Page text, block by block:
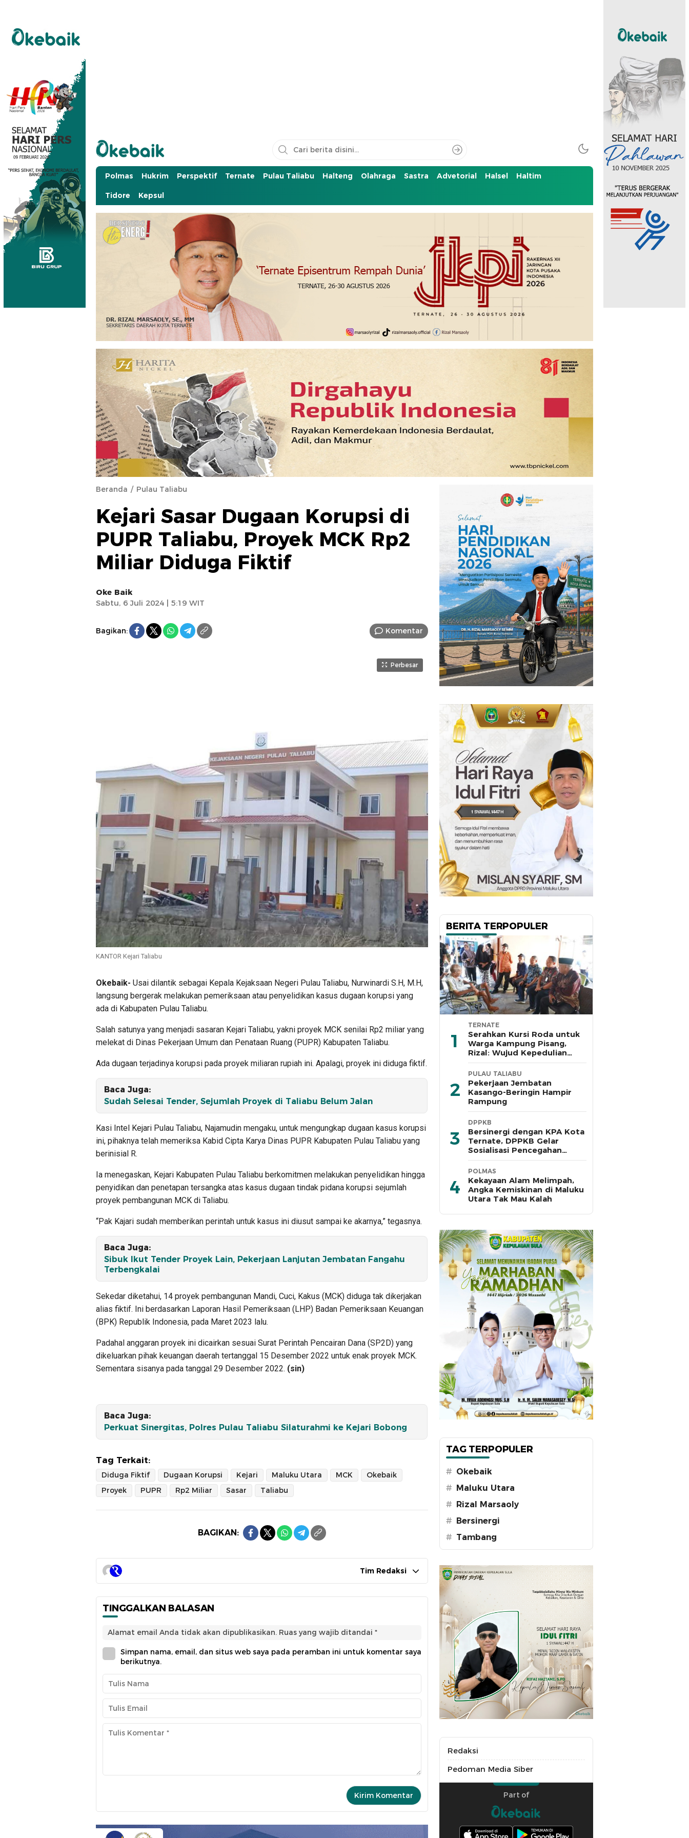
Okebaik.id
Baiknya Dibaca
Polmas Hukrim Perspektif Ternate Pulau Taliabu Halteng Olahraga Sastra Advetorial Halsel Haltim
Tidore Kepsul
Beranda Pulau Taliabu
Kejari Sasar Dugaan Korupsi di
PUPR Taliabu, Proyek MCK Rp2
Miliar Diduga Fiktif
Oke Baik
Sabtu, 6 Juli 2024 | 5:19 WIT
Bagikan: Komentar
Perbesar
KANTOR Kejari Taliabu
Okebaik- Usai dilantik sebagai Kepala Kejaksaan Negeri Pulau Taliabu, Nurwinardi S.H, M.H,
langsung bergerak melakukan pemeriksaan atau penyelidikan kasus dugaan korupsi yang
ada di Kabupaten Pulau Taliabu.
Salah satunya yang menjadi sasaran Kejari Taliabu, yakni proyek MCK senilai Rp2 miliar yang
melekat di Dinas Pekerjaan Umum dan Penataan Ruang (PUPR) Kabupaten Taliabu.
Ada dugaan terjadinya korupsi pada proyek miliaran rupiah ini. Apalagi, proyek ini diduga fiktif.
Baca Juga:
Sudah Selesai Tender, Sejumlah Proyek di Taliabu Belum Jalan
Kasi Intel Kejari Pulau Taliabu, Najamudin mengaku, untuk mengungkap dugaan kasus korupsi
ini, pihaknya telah memeriksa Kabid Cipta Karya Dinas PUPR Kabupaten Pulau Taliabu yang
berinisial R.
Ia menegaskan, Kejari Kabupaten Pulau Taliabu berkomitmen melakukan penyelidikan hingga
penyidikan dan penetapan tersangka atas kasus dugaan tindak pidana korupsi sejumlah
proyek pembangunan MCK di Taliabu.
“Pak Kajari sudah memberikan perintah untuk kasus ini diusut sampai ke akarnya,” tegasnya.
Baca Juga:
Sibuk Ikut Tender Proyek Lain, Pekerjaan Lanjutan Jembatan Fangahu
Terbengkalai
Sekedar diketahui, 14 proyek pembangunan Mandi, Cuci, Kakus (MCK) diduga tak dikerjakan
alias fiktif. Ini berdasarkan Laporan Hasil Pemeriksaan (LHP) Badan Pemeriksaan Keuangan
(BPK) Republik Indonesia, pada Maret 2023 lalu.
Padahal anggaran proyek ini dicairkan sesuai Surat Perintah Pencairan Dana (SP2D) yang
dikeluarkan pihak keuangan daerah tertanggal 15 Desember 2022 untuk enak proyek MCK.
Sementara sisanya pada tanggal 29 Desember 2022. (sin)
Baca Juga:
Perkuat Sinergitas, Polres Pulau Taliabu Silaturahmi ke Kejari Bobong
Tag Terkait:
Diduga Fiktif Dugaan Korupsi Kejari Maluku Utara MCK
Okebaik
Proyek
PUPR Rp2 Miliar Sasar Taliabu
BAGIKAN:
Tim Redaksi
TINGGALKAN BALASAN
Alamat email Anda tidak akan dipublikasikan. Ruas yang wajib ditandai *
Simpan nama, email, dan situs web saya pada peramban ini untuk komentar saya
berikutnya.
BERITA TERPOPULER
1
TERNATE
Serahkan Kursi Roda untuk
Warga Kampung Pisang,
Rizal: Wujud Kepedulian
Pemkot dan Baznas Ternate
2
PULAU TALIABU
Pekerjaan Jembatan
Kasango-Beringin Hampir
Rampung
3
DPPKB
Bersinergi dengan KPA Kota
Ternate, DPPKB Gelar
Sosialisasi Pencegahan
HIV/AIDS di SMA Pulau Hiri
4
POLMAS
Kekayaan Alam Melimpah,
Angka Kemiskinan di Maluku
Utara Tak Mau Kalah
TAG TERPOPULER
# Okebaik
# Maluku Utara
# Rizal Marsaoly
# Bersinergi
# Tambang
Redaksi
Pedoman Media Siber
Part of